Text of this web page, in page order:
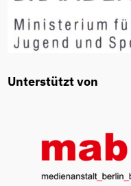
Unterstützt von